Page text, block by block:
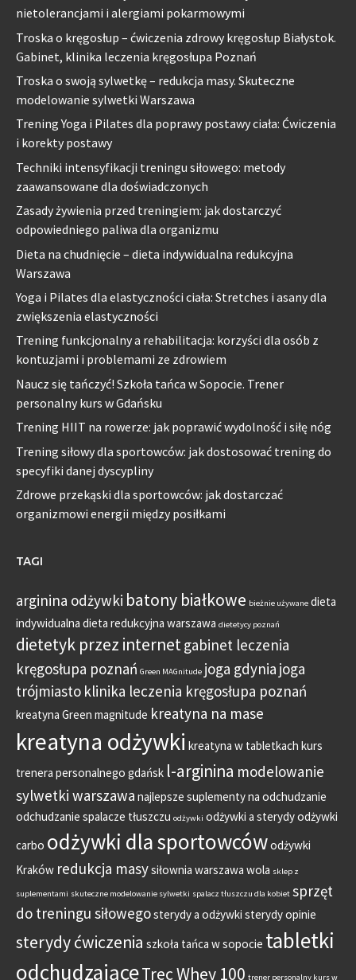
nietolerancjami i alergiami pokarmowymi
Troska o kręgosłup – ćwiczenia zdrowy kręgosłup Białystok.
Gabinet, klinika leczenia kręgosłupa Poznań
Troska o swoją sylwetkę – redukcja masy. Skuteczne
modelowanie sylwetki Warszawa
Trening Yoga i Pilates dla poprawy postawy ciała: Ćwiczenia
i korekty postawy
Techniki intensyfikacji treningu siłowego: metody
zaawansowane dla doświadczonych
Zasady żywienia przed treningiem: jak dostarczyć
odpowiedniego paliwa dla organizmu
Dieta na chudnięcie – dieta indywidualna redukcyjna
Warszawa
Yoga i Pilates dla elastyczności ciała: Stretches i asany dla
zwiększenia elastyczności
Trening funkcjonalny a rehabilitacja: korzyści dla osób z
kontuzjami i problemami ze zdrowiem
Naucz się tańczyć! Szkoła tańca w Sopocie. Trener
personalny kurs w Gdańsku
Trening HIIT na rowerze: jak poprawić wydolność i siłę nóg
Trening siłowy dla sportowców: jak dostosować trening do
specyfiki danej dyscypliny
Zdrowe przekąski dla sportowców: jak dostarczać
organizmowi energii między posiłkami
TAGI
arginina odżywki batony białkowe bieżnie używane dieta
indywidualna dieta redukcyjna warszawa dietetycy poznań
dietetyk przez internetgabinet leczenia
kręgosłupa poznań Green MAGnitude joga gdynia joga
trójmiasto klinika leczenia kręgosłupa poznań
kreatyna Green magnitude kreatyna na mase
kreatyna odżywki kreatyna w tabletkach kurs
trenera personalnego gdańsk l-arginina modelowanie
sylwetki warszawa najlepsze suplementy na odchudzanie
odchudzanie spalacze tłuszczu odżywki odżywki a sterydyodżywki
carbo odżywki dla sportowcówodżywki
Kraków redukcja masysiłownia warszawa wola sklep z
suplementami skuteczne modelowanie sylwetki spalacz tłuszczu dla kobiet sprzęt
do treningu siłowegosterydy a odżywki sterydy opinie
sterydy ćwiczenia szkoła tańca w sopocie tabletki
odchudzająceTrec Whey 100 trener personalny kurs w